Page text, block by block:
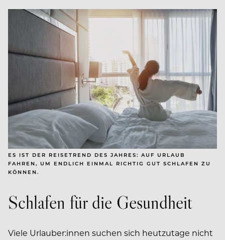
ES IST DER REISETREND DES JAHRES: AUF URLAUB
FAHREN, UM ENDLICH EINMAL RICHTIG GUT SCHLAFEN ZU
KÖNNEN.
Schlafen für die Gesundheit
Viele Urlauber:innen suchen sich heutzutage nicht